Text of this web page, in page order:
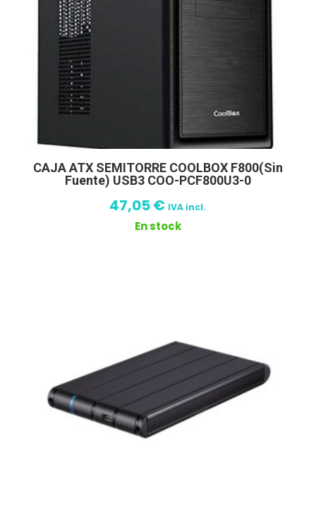
CAJA ATX SEMITORRE COOLBOX F800(Sin
Fuente) USB3 COO-PCF800U3-0
47,05€ IVA incl.
En stock